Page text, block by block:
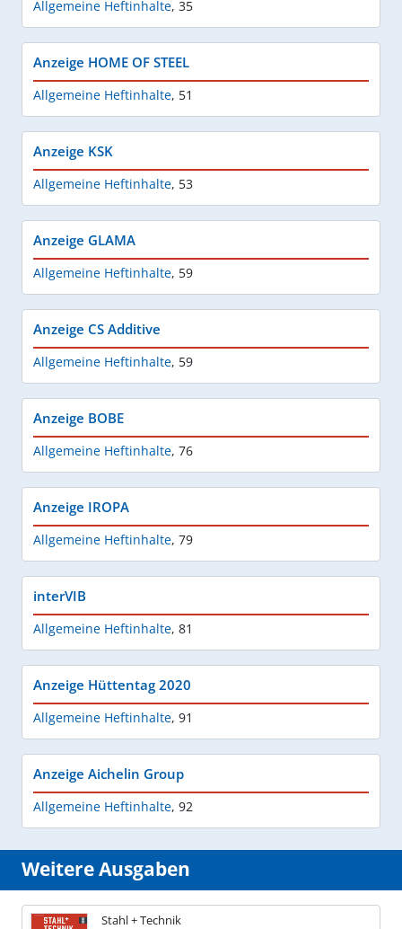
Allgemeine Heftinhalte, 35
Anzeige HOME OF STEEL
Allgemeine Heftinhalte, 51
Anzeige KSK
Allgemeine Heftinhalte, 53
Anzeige GLAMA
Allgemeine Heftinhalte, 59
Anzeige CS Additive
Allgemeine Heftinhalte, 59
Anzeige BOBE
Allgemeine Heftinhalte, 76
Anzeige IROPA
Allgemeine Heftinhalte, 79
interVIB
Allgemeine Heftinhalte, 81
Anzeige Hüttentag 2020
Allgemeine Heftinhalte, 91
Anzeige Aichelin Group
Allgemeine Heftinhalte, 92
Weitere Ausgaben
Stahl + Technik